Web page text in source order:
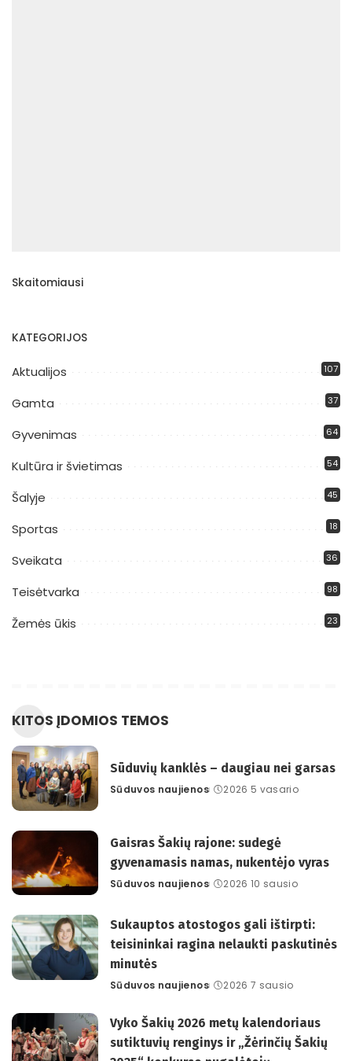
Skaitomiausi
KATEGORIJOS
Aktualijos 107
Gamta 37
Gyvenimas 64
Kultūra ir švietimas 54
Šalyje 45
Sportas 18
Sveikata 36
Teisėtvarka 98
Žemės ūkis 23
KITOS ĮDOMIOS TEMOS
Sūduvių kanklės – daugiau nei garsas
Posted
Sūduvos naujienos 2026 5 vasario
Gaisras Šakių rajone: sudegė
gyvenamasis namas, nukentėjo vyras
Posted
Sūduvos naujienos 2026 10 sausio
Sukauptos atostogos gali ištirpti:
teisininkai ragina nelaukti paskutinės
minutės
Posted
Sūduvos naujienos 2026 7 sausio
Vyko Šakių 2026 metų kalendoriaus
sutiktuvių renginys ir „Žėrinčių Šakių